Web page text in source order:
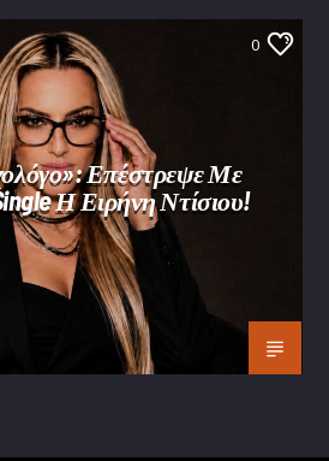
0
Επέστρεψε Με
Η Ειρήνη Ντίσιου!